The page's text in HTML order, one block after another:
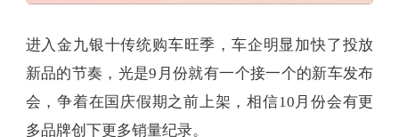
进入金九银十传统购车旺季，车企明显加快了投放
新品的节奏，光是9月份就有一个接一个的新车发布
会，争着在国庆假期之前上架，相信10月份会有更
多品牌创下更多销量纪录。